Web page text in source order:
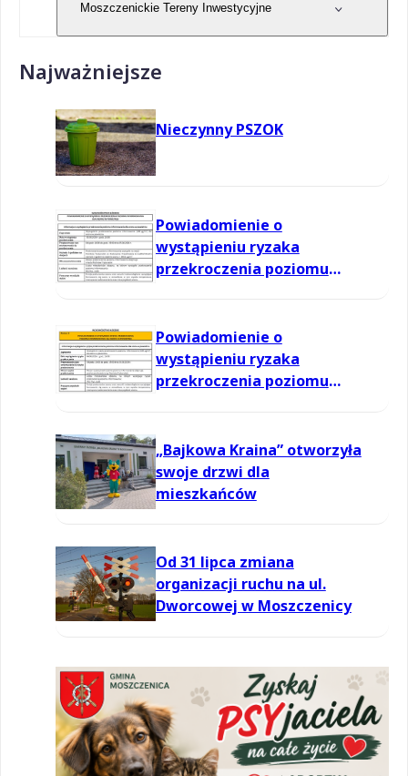
Moszczenickie Tereny Inwestycyjne
Najważniejsze
Nieczynny PSZOK
Powiadomienie o
wystąpieniu ryzaka
przekroczenia poziomu
Powiadomienie o
wystąpieniu ryzaka
przekroczenia poziomu
„Bajkowa Kraina” otworzyła
swoje drzwi dla
mieszkańców
Od 31 lipca zmiana
organizacji ruchu na ul.
Dworcowej w Moszczenicy